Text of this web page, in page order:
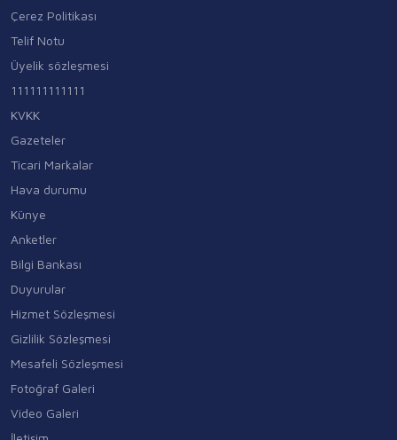
Çerez Politikası
Telif Notu
Üyelik sözleşmesi
111111111111
KVKK
Gazeteler
Ticari Markalar
Hava durumu
Künye
Anketler
Bilgi Bankası
Duyurular
Hizmet Sözleşmesi
Gizlilik Sözleşmesi
Mesafeli Sözleşmesi
Fotoğraf Galeri
Video Galeri